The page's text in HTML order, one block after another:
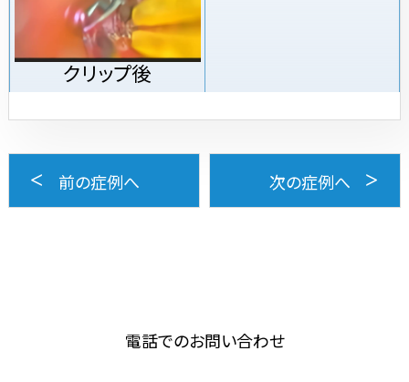
クリップ後
前の症例へ 次の症例へ
電話でのお問い合わせ